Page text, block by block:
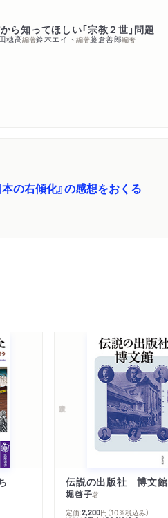
ら知ってほしい「宗教２世」問題
穂高編著鈴木エイト 編著藤倉善郎編著
の右傾化』の感想をおくる
伝説の出版社 博文館
堀啓子著
定価:2,200円 （10％税込み）